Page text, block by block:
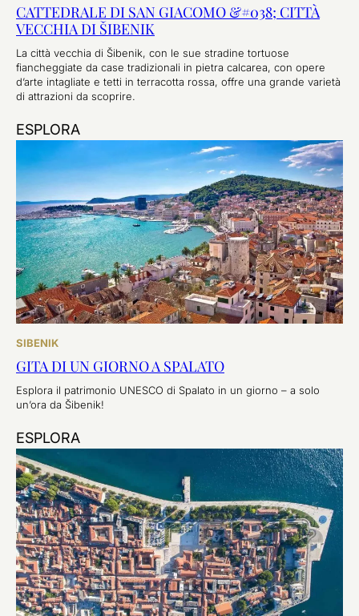
CATTEDRALE DI SAN GIACOMO &#038; CITTÀ
VECCHIA DI ŠIBENIK
La città vecchia di Šibenik, con le sue stradine tortuose
fiancheggiate da case tradizionali in pietra calcarea, con opere
d’arte intagliate e tetti in terracotta rossa, offre una grande varietà
di attrazioni da scoprire.
ESPLORA
SIBENIK
GITA DI UN GIORNO A SPALATO
Esplora il patrimonio UNESCO di Spalato in un giorno – a solo
un’ora da Šibenik!
ESPLORA